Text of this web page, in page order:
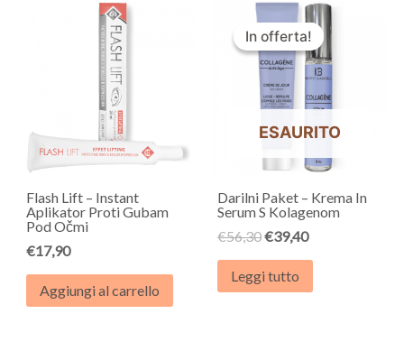
Flash Lift – Instant
Aplikator Proti Gubam
Pod Očmi
€17,90
Aggiungi al carrello
In offerta!
ESAURITO
In offerta!
Darilni Paket – Krema In
Serum S Kolagenom
€56,30
Il
prezzo
originale
era:
€56,30.
€39,40
Il
prezzo
attuale
è:
€39,40.
Leggi tutto